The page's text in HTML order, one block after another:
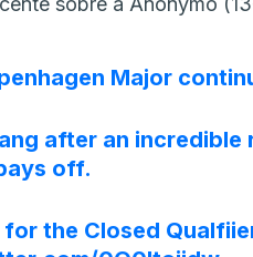
Major
after an
off.
for the Closed